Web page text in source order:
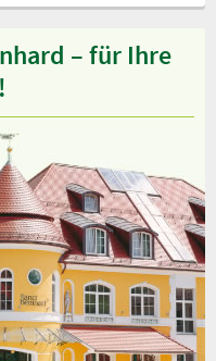
– für Ihre